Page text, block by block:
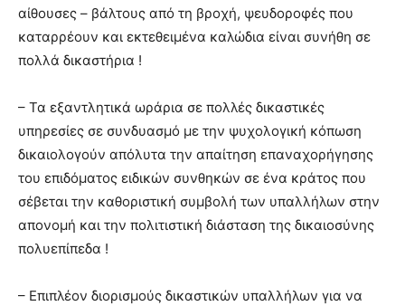
αίθουσες – βάλτους από τη βροχή, ψευδοροφές που
καταρρέουν και εκτεθειμένα καλώδια είναι συνήθη σε
πολλά δικαστήρια !
– Τα εξαντλητικά ωράρια σε πολλές δικαστικές
υπηρεσίες σε συνδυασμό με την ψυχολογική κόπωση
δικαιολογούν απόλυτα την απαίτηση επαναχορήγησης
του επιδόματος ειδικών συνθηκών σε ένα κράτος που
σέβεται την καθοριστική συμβολή των υπαλλήλων στην
απονομή και την πολιτιστική διάσταση της δικαιοσύνης
πολυεπίπεδα !
– Επιπλέον διορισμούς δικαστικών υπαλλήλων για να